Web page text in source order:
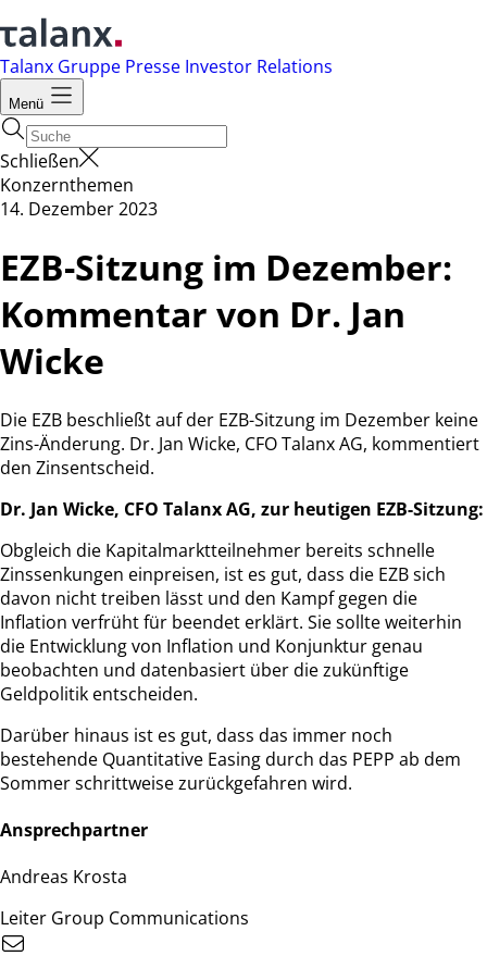
Talanx Gruppe Presse Investor Relations
Menü
Schließen
Konzernthemen
14. Dezember 2023
EZB-Sitzung im Dezember:
Kommentar von Dr. Jan
Wicke
Die EZB beschließt auf der EZB-Sitzung im Dezember keine
Zins-Änderung. Dr. Jan Wicke, CFO Talanx AG, kommentiert
den Zinsentscheid.
Dr. Jan Wicke, CFO Talanx AG, zur heutigen EZB-Sitzung:
Obgleich die Kapitalmarktteilnehmer bereits schnelle
Zinssenkungen einpreisen, ist es gut, dass die EZB sich
davon nicht treiben lässt und den Kampf gegen die
Inflation verfrüht für beendet erklärt. Sie sollte weiterhin
die Entwicklung von Inflation und Konjunktur genau
beobachten und datenbasiert über die zukünftige
Geldpolitik entscheiden.
Darüber hinaus ist es gut, dass das immer noch
bestehende Quantitative Easing durch das PEPP ab dem
Sommer schrittweise zurückgefahren wird.
Ansprechpartner
Andreas Krosta
Leiter Group Communications